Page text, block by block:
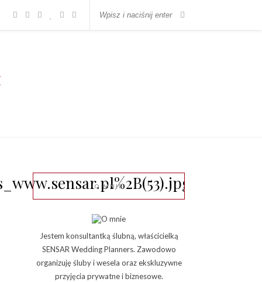
O MNIE
Jestem konsultantką ślubną, właścicielką
SENSAR Wedding Planners. Zawodowo
organizuję śluby i wesela oraz ekskluzywne
przyjęcia prywatne i biznesowe.